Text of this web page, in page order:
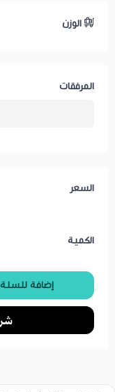
الوزن
المرفقات
السعر
الكمية
إضافة للسلة